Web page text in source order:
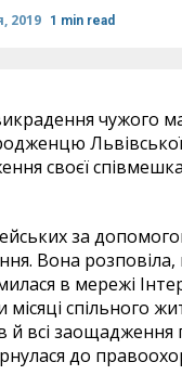
2019 1 min read
чужого
своєї
за
Вона розповіла,
в мережі
місяці спільного
й всі заощадження
до